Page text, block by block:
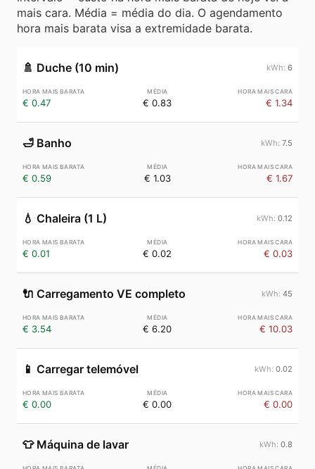
mais cara. Média = média do dia. O agendamento
hora mais barata visa a extremidade barata.
🚿 Duche (10 min) 6
€ 0.47 € 0.83 € 1.34
🛁 Banho 7.5
€ 0.59 € 1.03 € 1.67
💧 Chaleira (1 L) 0.12
€ 0.01 € 0.02 € 0.03
🔌 Carregamento VE completo 45
€ 3.54 € 6.20 € 10.03
📱 Carregar telemóvel 0.02
€ 0.00 € 0.00 € 0.00
👕 Máquina de lavar 0.8